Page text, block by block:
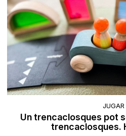
JUGAR
Un trencaclosques pot
trencaclosques.